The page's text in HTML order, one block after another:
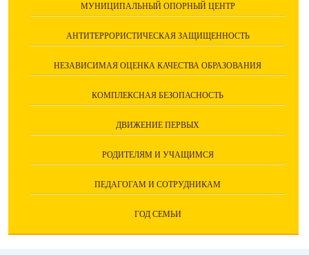
МУНИЦИПАЛЬНЫЙ ОПОРНЫЙ ЦЕНТР
АНТИТЕРРОРИСТИЧЕСКАЯ ЗАЩИЩЕННОСТЬ
НЕЗАВИСИМАЯ ОЦЕНКА КАЧЕСТВА ОБРАЗОВАНИЯ
КОМПЛЕКСНАЯ БЕЗОПАСНОСТЬ
ДВИЖЕНИЕ ПЕРВЫХ
РОДИТЕЛЯМ И УЧАЩИМСЯ
ПЕДАГОГАМ И СОТРУДНИКАМ
ГОД СЕМЬИ